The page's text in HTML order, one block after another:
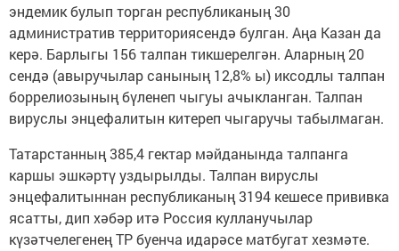
эндемик булып торган республиканың 30
административ территориясендә булган. Аңа Казан да
керә. Барлыгы 156 талпан тикшерелгән. Аларның 20
сендә (авыручылар санының 12,8% ы) иксодлы талпан
боррелиозының бүленеп чыгуы ачыкланган. Талпан
вируслы энцефалитын китереп чыгаручы табылмаган.
Татарстанның 385,4 гектар мәйданында талпанга
каршы эшкәртү уздырылды. Талпан вируслы
энцефалитыннан республиканың 3194 кешесе прививка
ясатты, дип хәбәр итә Россия кулланучылар
күзәтчелегенең ТР буенча идарәсе матбугат хезмәте.